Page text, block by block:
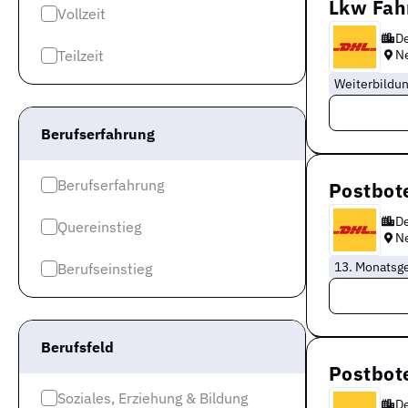
Vollzeit
Teilzeit
Berufserfahrung
Berufserfahrung
Quereinstieg
Berufseinstieg
Berufsfeld
Soziales, Erziehung & Bildung
Lkw
13.